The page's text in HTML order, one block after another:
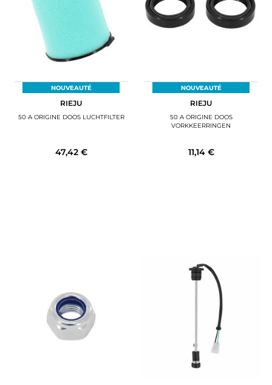
NOUVEAUTÉ
RIEJU
50 A ORIGINE DOOS LUCHTFILTER
47,42 €
NOUVEAUTÉ
RIEJU
50 A ORIGINE DOOS
VORKKEERRINGEN
11,14 €